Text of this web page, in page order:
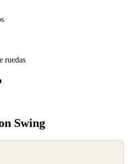
ruedas
Swing